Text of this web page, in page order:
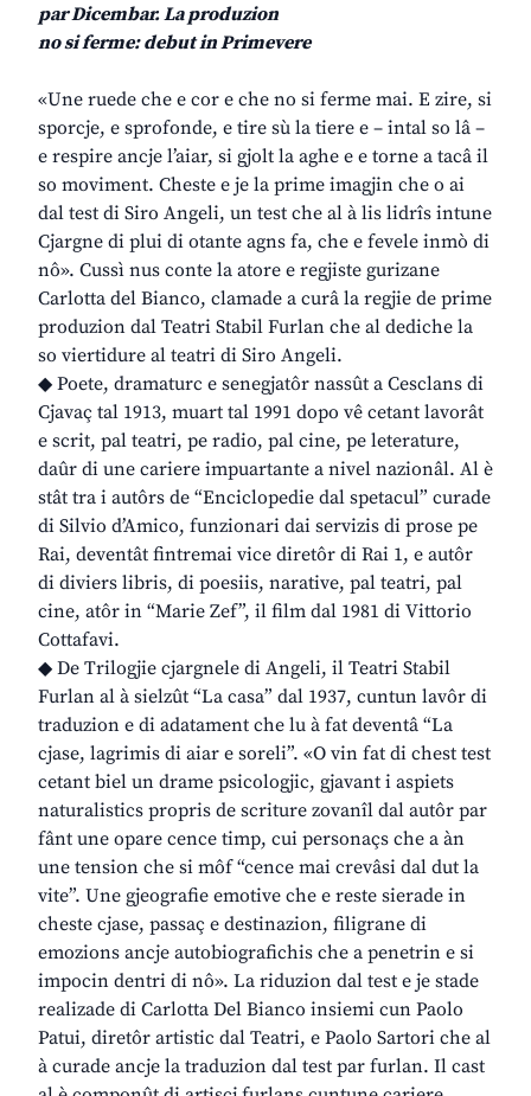
par Dicembar. La produzion
no si ferme: debut in Primevere
«Une ruede che e cor e che no si ferme mai. E zire, si
sporcje, e sprofonde, e tire sù la tiere e – intal so lâ –
e respire ancje l’aiar, si gjolt la aghe e e torne a tacâ il
so moviment. Cheste e je la prime imagjin che o ai
dal test di Siro Angeli, un test che al à lis lidrîs intune
Cjargne di plui di otante agns fa, che e fevele inmò di
nô». Cussì nus conte la atore e regjiste gurizane
Carlotta del Bianco, clamade a curâ la regjie de prime
produzion dal Teatri Stabil Furlan che al dediche la
so viertidure al teatri di Siro Angeli.
◆ Poete, dramaturc e senegjatôr nassût a Cesclans di
Cjavaç tal 1913, muart tal 1991 dopo vê cetant lavorât
e scrit, pal teatri, pe radio, pal cine, pe leterature,
daûr di une cariere impuartante a nivel nazionâl. Al è
stât tra i autôrs de “Enciclopedie dal spetacul” curade
di Silvio d’Amico, funzionari dai servizis di prose pe
Rai, deventât fintremai vice diretôr di Rai 1, e autôr
di diviers libris, di poesiis, narative, pal teatri, pal
cine, atôr in “Marie Zef”, il film dal 1981 di Vittorio
Cottafavi.
◆ De Trilogjie cjargnele di Angeli, il Teatri Stabil
Furlan al à sielzût “La casa” dal 1937, cuntun lavôr di
traduzion e di adatament che lu à fat deventâ “La
cjase, lagrimis di aiar e soreli”. «O vin fat di chest test
cetant biel un drame psicologjic, gjavant i aspiets
naturalistics propris de scriture zovanîl dal autôr par
fânt une opare cence timp, cui personaçs che a àn
une tension che si môf “cence mai crevâsi dal dut la
vite”. Une gjeografie emotive che e reste sierade in
cheste cjase, passaç e destinazion, filigrane di
emozions ancje autobiografichis che a penetrin e si
impocin dentri di nô». La riduzion dal test e je stade
realizade di Carlotta Del Bianco insiemi cun Paolo
Patui, diretôr artistic dal Teatri, e Paolo Sartori che al
à curade ancje la traduzion dal test par furlan. Il cast